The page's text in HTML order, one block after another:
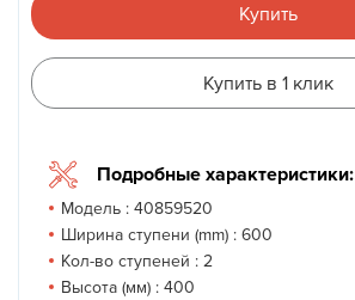
Купить
Купить в 1 клик
Подробные характеристики:
Модель : 40859520
Ширина ступени (mm) : 600
Кол-во ступеней : 2
Высота (мм) : 400